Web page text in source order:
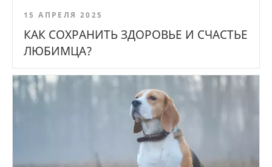
15 АПРЕЛЯ 2025
КАК СОХРАНИТЬ ЗДОРОВЬЕ И СЧАСТЬЕ
ЛЮБИМЦА?